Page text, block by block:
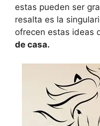
estas pueden ser
resalta es la
ofrecen estas ideas
de casa.